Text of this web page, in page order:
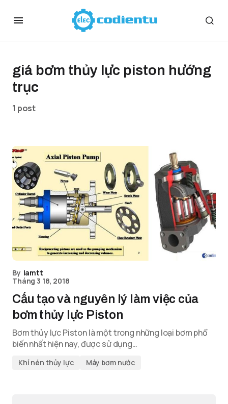
giá bơm thủy lực piston hướng
trục
1 post
By lamtt
Tháng 3 18, 2018
Cấu tạo và nguyên lý làm việc của
bơm thủy lực Piston
Bơm thủy lực Piston là một trong những loại bơm phổ
biến nhất hiện nay, được sử dụng…
Khí nén thủy lực Máy bơm nước